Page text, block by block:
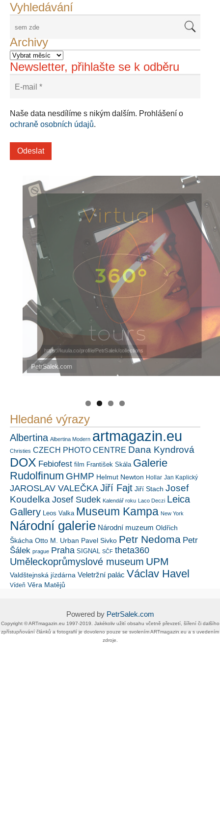
Vyhledávání
Archivy
Newsletter, přihlašte se k odběru
Naše data nesdílíme s nikým dalším. Prohlášení o
ochraně osobních údajů.
Hledané výrazy
Albertina Albertina Modern artmagazin.eu
Christies CZECH PHOTO CENTRE Dana Kyndrová
DOX Febiofest film František Skála Galerie
Rudolfinum GHMP Helmut Newton Hollar Jan Kaplický
JAROSLAV VALEČKA Jiří Fajt Jiří Stach Josef
Koudelka Josef Sudek Kalendář roku Laco Deczi Leica
Gallery Leos Valka Museum Kampa New York
Národní galerie Národní muzeum Oldřich
Škácha Otto M. Urban Pavel Sivko Petr Nedoma Petr
Šálek prague Praha SIGNAL SČF theta360
Uměleckoprůmyslové museum UPM
Valdštejnská jízdárna Veletržní palác Václav Havel
Vídeň Věra Matějů
Powered by PetrSalek.com
Copyright ©​ ​​ARTmagazin.eu ​1997-2019​.​ Jakékoliv užití obsahu včetně převzetí, šíření či dalšího
zpřístupňování článků a fotografií je dovoleno pouze se svolením ​ARTmagazin.eu​ ​a s uvedením
zdroje.